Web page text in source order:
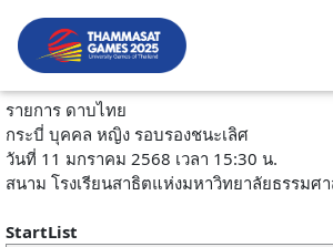
รายการ ดาบไทย
กระบี่ บุคคล หญิง รอบรองชนะเลิศ
วันที่ 11 มกราคม 2568 เวลา 15:30 น.
สนาม โรงเรียนสาธิตแห่งมหาวิทยาลัยธรรมศ
StartList